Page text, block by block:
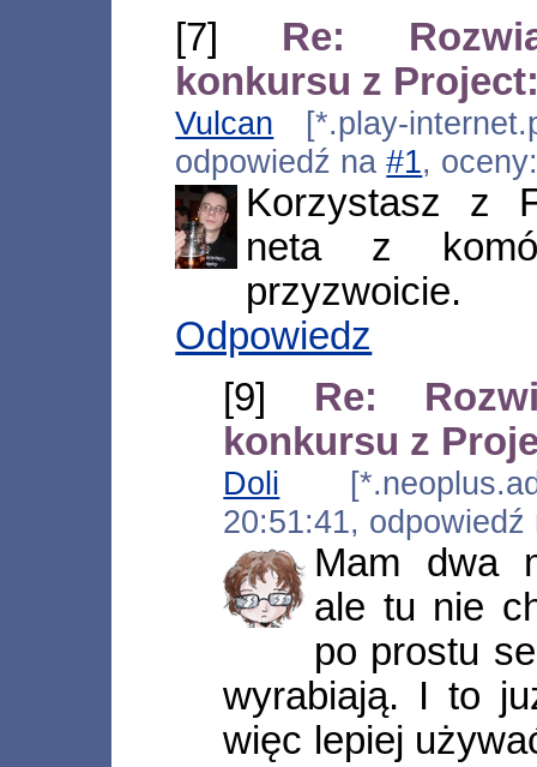
[7] Re:
konkursu z
Vulcan [*.play-
odpowiedź na#1,
Korzystasz z
neta z
przyzwoicie.
Odpowiedz
[9] Re:
konkursu z
Doli
20:51:41,
Mam dwa
ale tu nie
po prostu
wyrabiają. I to
więc lepiej